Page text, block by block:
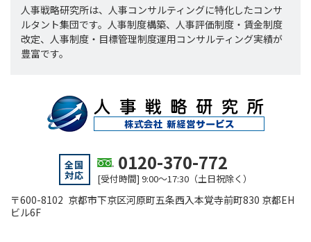
人事戦略研究所は、人事コンサルティングに特化したコンサ
ルタント集団です。人事制度構築、人事評価制度・賃金制度
改定、人事制度・目標管理制度運用コンサルティング実績が
豊富です。
全国
対応
0120-370-772
[受付時間] 9:00～17:30（土日祝除く）
〒600-8102 京都市下京区河原町五条西入本覚寺前町830 京都EH
ビル6F